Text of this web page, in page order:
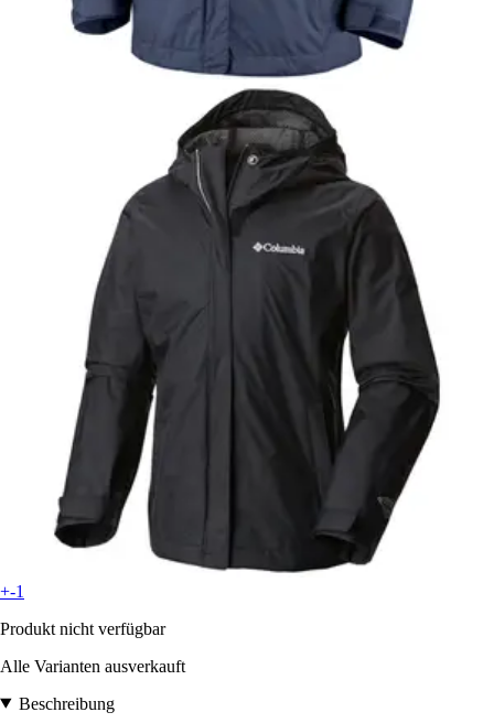
+-1
Produkt nicht verfügbar
Alle Varianten ausverkauft
Beschreibung